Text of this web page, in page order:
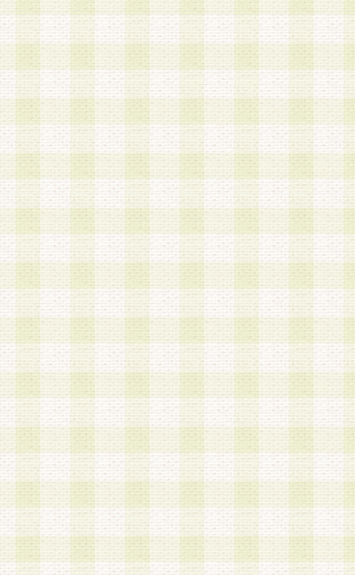
a.既に登録されている会員と同一のメールアドレ
録する場合
b.本サービスと同様のサービスを提供している企
業に従事していると思われる本人またはその家族
場合
c.その他当社が不適切と判断する場合
2.当社は、会員登録希望者を会員として承認する
した 場合、会員登録希望者による会員登録手続
による承認後の場合であっても、会員登録の取り
の抹消を、当社が適切と判 断する方法・手段に
とができるものとします。
3.会員登録希望者が18歳未満、成年被後見人、被
人 である場合は、親権者などの法定代理人の同
録を行うものとします。なお、義務教育学齢に該
者については、登録時に 当社が別途定める方法
権者による承認手続きを行うものとします。
第3条 会員の登録方法
1.会員登録手続きは、会員登録希望者本人が行う
る登録は一切認められないものとします。
2.会員登録希望者は、本規約に同意の後、当社指
画 面」において、当社が指定する必要事項を入
を行うものとします。当社は、会員登録を承認し
会員として本サービスを 受けるためのログイン
を付与します。
3.会員は、会員登録の際に申告する登録情報の全